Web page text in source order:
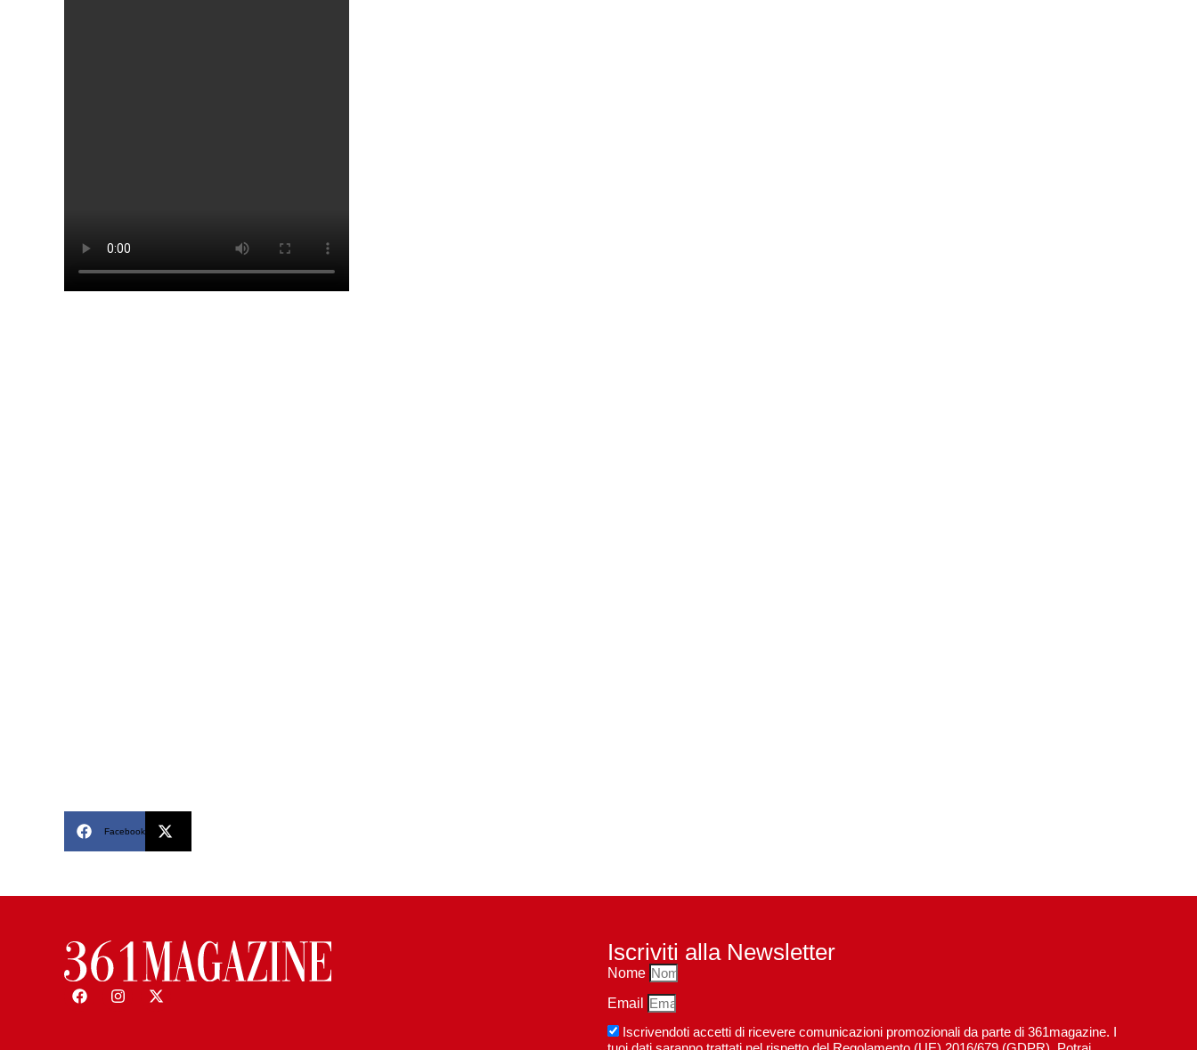
Facebook
Iscriviti alla Newsletter
Nome
Email
Iscrivendoti accetti di ricevere comunicazioni promozionali da parte di 361magazine. I